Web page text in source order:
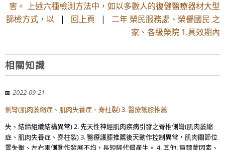
害。 上述六種檢測方法中，如以多數人的復健醫療器材大型
篩檢方式，以 | 回上頁 | 二年 榮民服務處、榮譽國民 之
家、各級榮院 1.具效期內
相關知識
2022-09-21
側彎(肌肉萎縮症、肌肉失養症、脊柱裂) 3. 醫療護膝推薦
失、結締組織結構異常) 2. 先天性神經肌肉疾病引發之脊椎側彎(肌肉萎縮
症、肌肉失養症、脊柱裂) 3. 醫療護膝推薦後天動作控制異常，肌肉關節位
置失衡、左右兩側動作發展不均，長短腳代償產生。 4. 其他: 賀爾蒙因素、